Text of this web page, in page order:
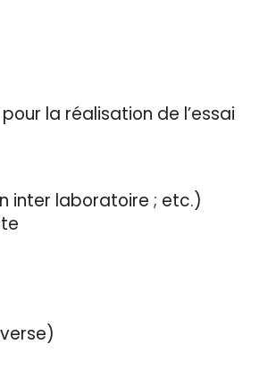
la réalisation de l’essai
inter laboratoire ; etc.)